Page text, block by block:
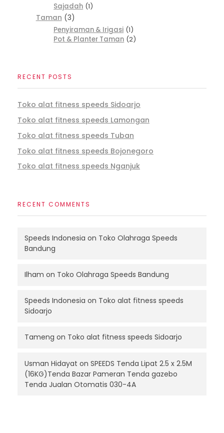
Sajadah 1
Taman
3
Penyiraman & Irigasi 1
Pot & Planter Taman 2
RECENT POSTS
Toko alat fitness speeds Sidoarjo
Toko alat fitness speeds Lamongan
Toko alat fitness speeds Tuban
Toko alat fitness speeds Bojonegoro
Toko alat fitness speeds Nganjuk
RECENT COMMENTS
Speeds Indonesia on Toko Olahraga Speeds
Bandung
Ilham on Toko Olahraga Speeds Bandung
Speeds Indonesia on Toko alat fitness speeds
Sidoarjo
Tameng on Toko alat fitness speeds Sidoarjo
Usman Hidayat on SPEEDS Tenda Lipat 2.5 x 2.5M
(16KG)Tenda Bazar Pameran Tenda gazebo
Tenda Jualan Otomatis 030-4A